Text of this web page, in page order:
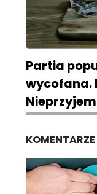
Partia
wycofana.
KOMENTARZE